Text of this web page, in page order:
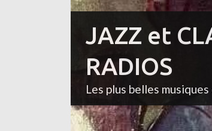
JAZZ et
RADIOS
Les plus belles